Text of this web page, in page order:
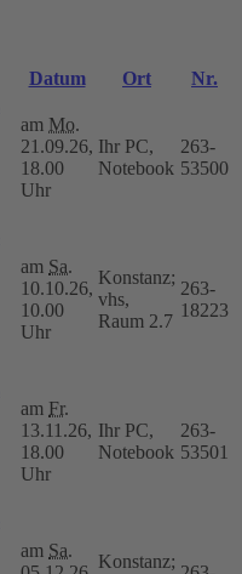
Datum Ort
Nr.
am Mo.
21.09.26,
18.00
Uhr
Ihr PC,
Notebook
263-
53500
am Sa.
10.10.26,
10.00
Uhr
Konstanz;
vhs,
Raum 2.7
263-
18223
am Fr.
13.11.26,
18.00
Uhr
Ihr PC,
Notebook
263-
53501
am Sa.
Konstanz;